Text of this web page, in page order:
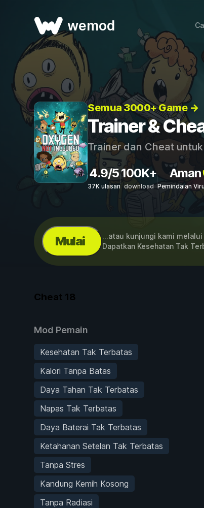
wemod
Semua 3000+ Game →
Trainer &
Trainer dan Cheat untuk
4.9/5
37K ulasan
100K+
download
Aman
Pemindaian
Mulai ...atau kunjungi kami melalui
Dapatkan Kesehatan Tak
Cheat 18
Mod Pemain
Kesehatan Tak Terbatas
Kalori Tanpa Batas
Daya Tahan Tak Terbatas
Napas Tak Terbatas
Daya Baterai Tak Terbatas
Ketahanan Setelan Tak Terbatas
Tanpa Stres
Kandung Kemih Kosong
Tanpa Radiasi